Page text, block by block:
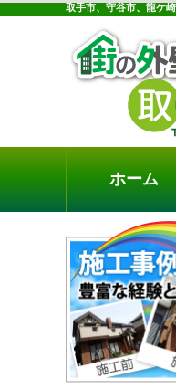
取手市、守谷市、龍ケ
ホーム